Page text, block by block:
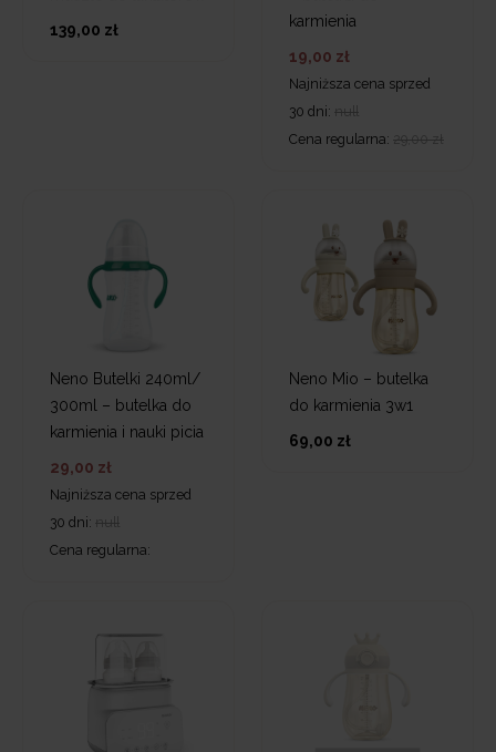
139,00 zł
karmienia
19,00 zł
Najniższa cena sprzed
30 dni: null
Cena regularna: 29,00 zł
Neno Butelki 240ml/
300ml – butelka do
karmienia i nauki picia
29,00 zł
Najniższa cena sprzed
30 dni: null
Cena regularna:
Neno Mio – butelka
do karmienia 3w1
69,00 zł